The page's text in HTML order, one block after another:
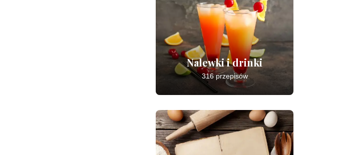
Nalewki i drinki
316 przepisów